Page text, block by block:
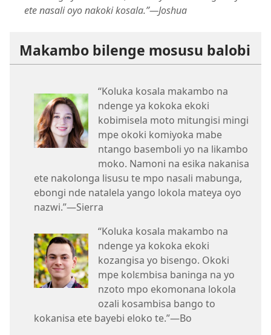
ete nasali oyo nakoki kosala.”​—Joshua
Makambo bilenge mosusu balobi
“Koluka kosala makambo na
ndenge ya kokoka ekoki
kobimisela moto mitungisi mingi
mpe okoki komiyoka mabe
ntango basemboli yo na likambo
moko. Namoni na esika nakanisa
ete nakolonga lisusu te mpo nasali mabunga,
ebongi nde natalela yango lokola mateya oyo
nazwi.”​—Sierra
“Koluka kosala makambo na
ndenge ya kokoka ekoki
kozangisa yo bisengo. Okoki
mpe kolɛmbisa baninga na yo
nzoto mpo ekomonana lokola
ozali kosambisa bango to
kokanisa ete bayebi eloko te.”​—Bo